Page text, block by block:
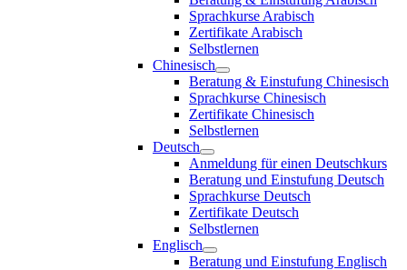
Sprachkurse Arabisch
Zertifikate Arabisch
Selbstlernen
Chinesisch
Beratung & Einstufung Chinesisch
Sprachkurse Chinesisch
Zertifikate Chinesisch
Selbstlernen
Deutsch
Anmeldung für einen Deutschkurs
Beratung und Einstufung Deutsch
Sprachkurse Deutsch
Zertifikate Deutsch
Selbstlernen
Englisch
Beratung und Einstufung Englisch